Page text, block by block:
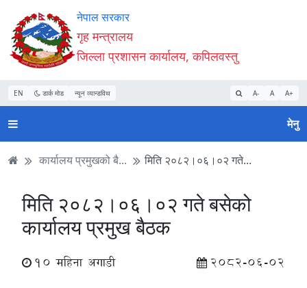
Accessibility
Mode
सुरु
गर्नुहोस्
सामाग्री
पढ्नुहाेस्
नेभिगेसन
पढ्नुहाेस्
वेबसाइट
खोजमा
जानुहोस्
नेपाल सरकार
गृह मन्त्रालय
जिल्ला प्रशासन कार्यालय, कपिलवस्तु
EN डार्क मोड न्यून व्यान्डविथ A- A A+
मेनु
कार्यालय प्रमुखको बै... मिति २०८२।०६।०२ गते...
मिति २०८२।०६।०२ गते बसेको
कार्यालय प्रमुख बैठक
10 महिना अगाडी 2082-06-02